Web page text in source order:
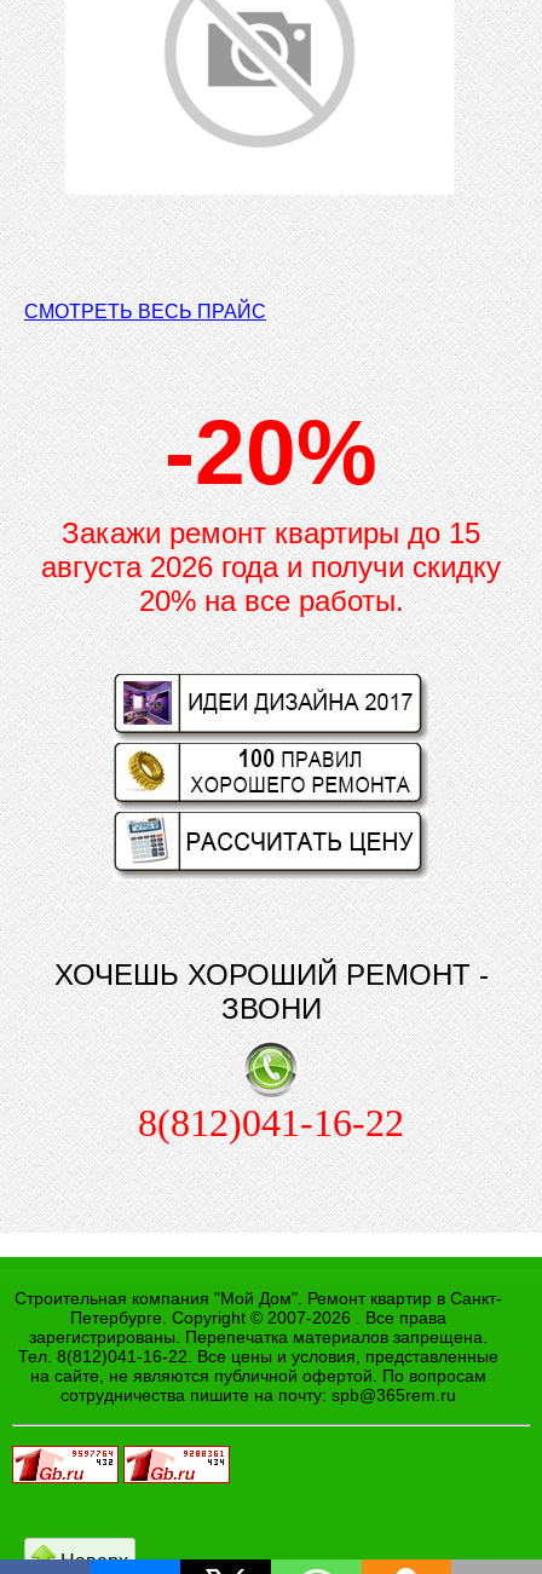
СМОТРЕТЬ ВЕСЬ ПРАЙС
-20%
Закажи ремонт квартиры до 15
августа 2026 года и получи скидку
20% на все работы.
ХОЧЕШЬ ХОРОШИЙ РЕМОНТ -
ЗВОНИ
8(812)041-16-22
Строительная компания "Мой Дом". Ремонт квартир в Санкт-
Петербурге. Copyright © 2007-2026 . Все права
зарегистрированы. Перепечатка материалов запрещена.
Тел. 8(812)041-16-22. Все цены и условия, представленные
на сайте, не являются публичной офертой. По вопросам
сотрудничества пишите на почту: spb@365rem.ru
Наверх